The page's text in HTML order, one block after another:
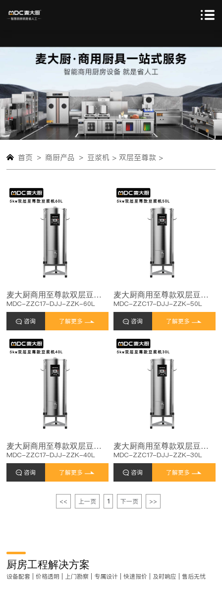
首页 > 商厨产品 > 豆浆机 > 双层至尊款 >
麦大厨商用至尊款双层豆浆机全自动干湿两用磨煮一体机60L
MDC-ZZC17-DJJ-ZZK-60L
咨询 了解更多
麦大厨商用至尊款双层豆浆机全自动干湿两用磨煮一体机50L
MDC-ZZC17-DJJ-ZZK-50L
咨询 了解更多
麦大厨商用至尊款双层豆浆机全自动干湿两用磨煮一体机40L
MDC-ZZC17-DJJ-ZZK-40L
咨询 了解更多
麦大厨商用至尊款双层豆浆机全自动干湿两用磨煮一体机30L
MDC-ZZC17-DJJ-ZZK-30L
咨询 了解更多
<< 上一页 1 下一页 >>
厨房工程解决方案
设备配套 | 价格透明 | 上门勘察 | 专属设计 | 快速报价 | 及时响应 | 售后无忧